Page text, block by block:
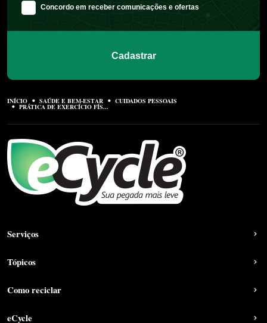
Concordo em receber comunicações e ofertas
Cadastrar
INÍCIO SAÚDE E BEM-ESTAR CUIDADOS PESSOAIS
PRÁTICA DE EXERCÍCIO FÍS...
Serviços
Tópicos
Como reciclar
eCycle